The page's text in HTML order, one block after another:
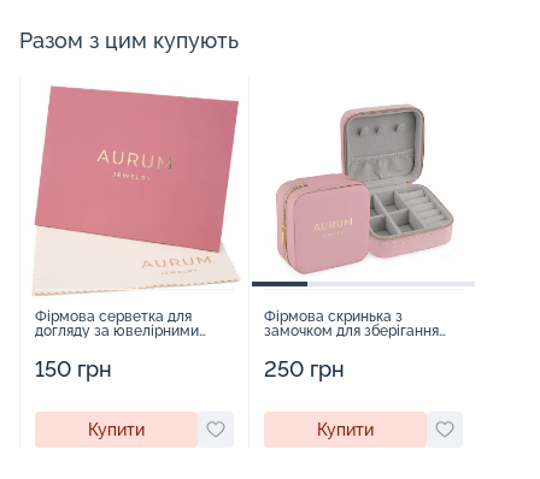
Разом з цим купують
Фірмова серветка для
догляду за ювелірними
150 грн
Купити
Фірмова скринька з
замочком для зберігання
250 грн
Купити